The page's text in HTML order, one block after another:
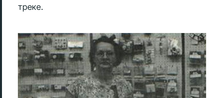
треке.